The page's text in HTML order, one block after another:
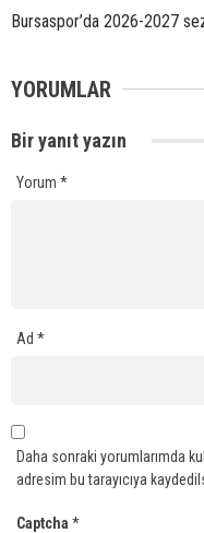
Bursaspor’da 2026-2027
YORUMLAR
Bir yanıt yazın
Yorum *
Ad *
Daha sonraki yorumlarımda
adresim bu tarayıcıya
Captcha *